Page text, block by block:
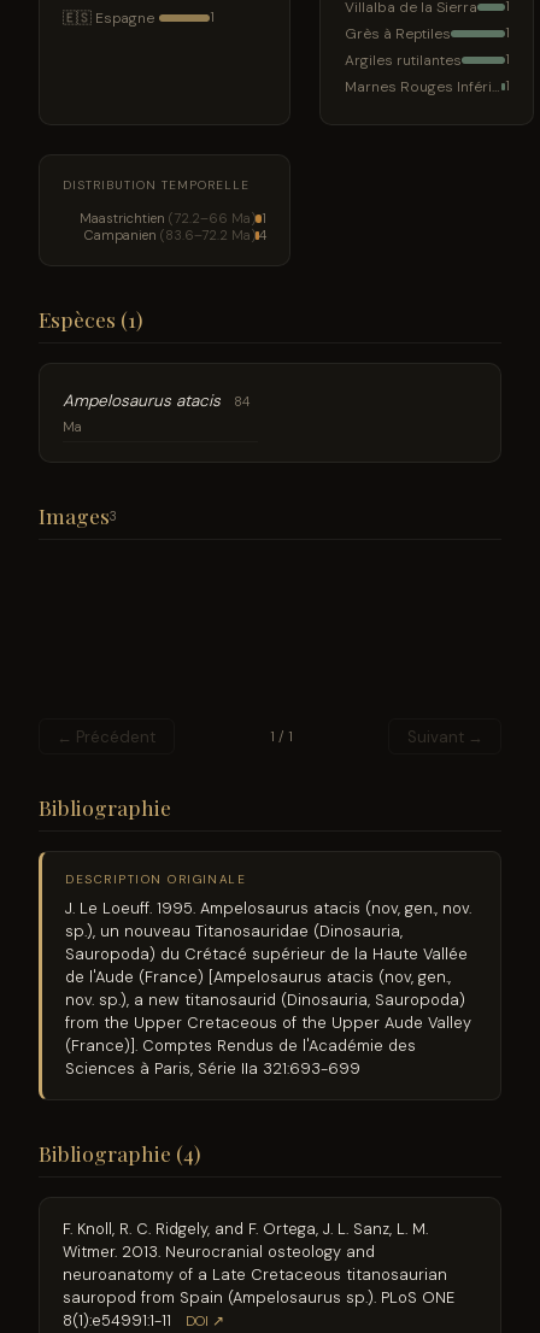
🇪🇸 Espagne
1
Villalba de la Sierra 1
Grès à Reptiles 1
Argiles rutilantes 1
Marnes Rouges Inférieures 1
DISTRIBUTION TEMPORELLE
Maastrichtien (72.2–66 Ma) 1
Campanien (83.6–72.2 Ma) 4
Espèces (1)
Ampelosaurus atacis
84
Ma
Images3
← Précédent 1 / 1 Suivant →
Bibliographie
DESCRIPTION ORIGINALE
J. Le Loeuff. 1995. Ampelosaurus atacis (nov, gen., nov.
sp.), un nouveau Titanosauridae (Dinosauria,
Sauropoda) du Crétacé supérieur de la Haute Vallée
de l'Aude (France) [Ampelosaurus atacis (nov, gen.,
nov. sp.), a new titanosaurid (Dinosauria, Sauropoda)
from the Upper Cretaceous of the Upper Aude Valley
(France)]. Comptes Rendus de l'Académie des
Sciences à Paris, Série IIa 321:693-699
Bibliographie (4)
F. Knoll, R. C. Ridgely, and F. Ortega, J. L. Sanz, L. M.
Witmer. 2013. Neurocranial osteology and
neuroanatomy of a Late Cretaceous titanosaurian
sauropod from Spain (Ampelosaurus sp.). PLoS ONE
8(1):e54991:1-11
DOI ↗